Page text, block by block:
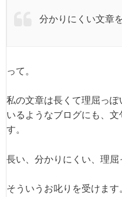
分かりにくい文章
って。
私の文章は長くて理屈っ
いるようなブログにも、
す。
長い、分かりにくい、理屈
そういうお叱りを受けます